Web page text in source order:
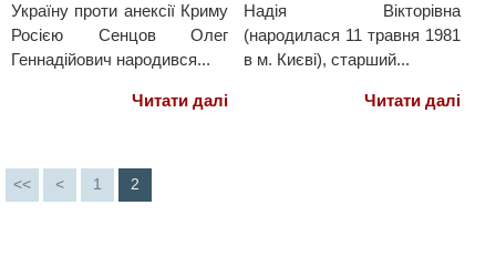
Україну проти анексії Криму
Росією Сенцов Олег
Геннадійович народився...
Читати далі
Надія Вікторівна
(народилася 11 травня 1981
в м. Києві), старший...
Читати далі
<< < 1 2